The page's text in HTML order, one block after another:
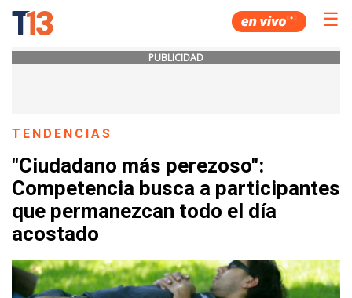
☰
PUBLICIDAD
TENDENCIAS
"Ciudadano más perezoso":
Competencia busca a participantes
que permanezcan todo el día
acostado